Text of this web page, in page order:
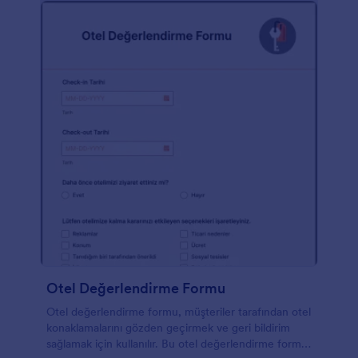
Otel Değerlendirme Formu
Otel değerlendirme formu, müşteriler tarafından otel
konaklamalarını gözden geçirmek ve geri bildirim
sağlamak için kullanılır. Bu otel değerlendirme formu,